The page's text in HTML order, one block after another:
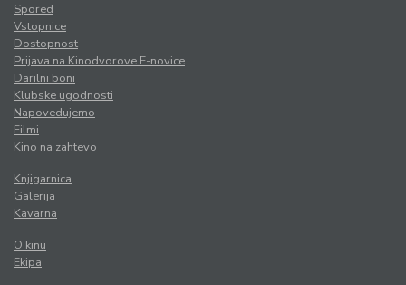
Spored
Vstopnice
Dostopnost
Prijava na Kinodvorove E-novice
Darilni boni
Klubske ugodnosti
Napovedujemo
Filmi
Kino na zahtevo
Knjigarnica
Galerija
Kavarna
O kinu
Ekipa